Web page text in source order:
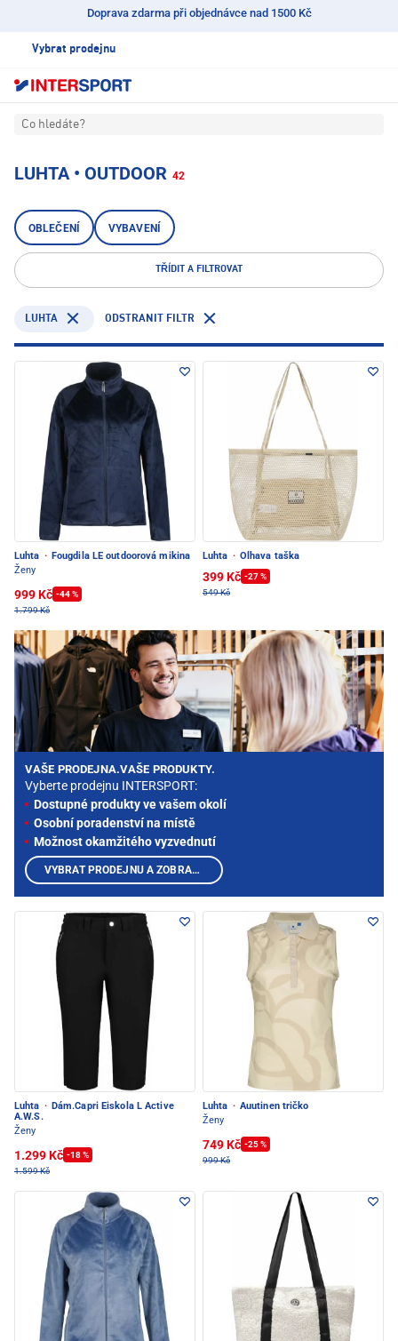
Doprava zdarma při objednávce nad 1500 Kč
Vybrat prodejnu
Co hledáte?
LUHTA • OUTDOOR 42
OBLEČENÍ VYBAVENÍ
TŘÍDIT A FILTROVAT
LUHTA ODSTRANIT FILTR
Luhta · Fougdila LE outdoorová mikina
Ženy
999 Kč -44 %
1.799 Kč
Luhta · Olhava taška
399 Kč -27 %
549 Kč
Luhta · Dám.Capri Eiskola L Active
A.W.S.
Ženy
1.299 Kč -18 %
1.599 Kč
Luhta · Auutinen tričko
Ženy
749 Kč -25 %
999 Kč
VAŠE PRODEJNA.VAŠE PRODUKTY.
Vyberte prodejnu INTERSPORT:
Dostupné produkty ve vašem okolí
Osobní poradenství na místě
Možnost okamžitého vyzvednutí
VYBRAT PRODEJNU A ZOBRAZIT PRODUKTY